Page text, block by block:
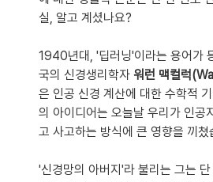
실, 알고 계셨나요?
1940년대, '딥러닝'이라는 용어가
국의 신경생리학자 워런 맥컬럭
은 인공 신경 계산에 대한 수학적
의 아이디어는 오늘날 우리가 인공
고 사고하는 방식에 큰 영향을 끼쳤
'신경망의 아버지'라 불리는 그는